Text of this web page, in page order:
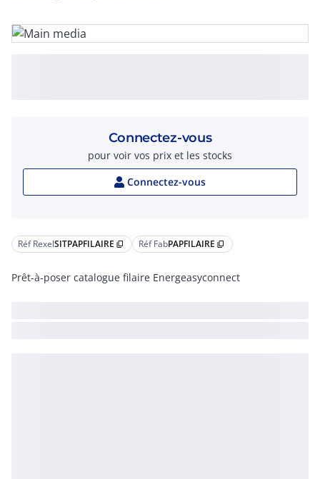
Réf RexelSITPAPFILAIRE content_copy Réf FabPAPFILAIRE content_copy
Prêt-à-poser catalogue filaire Energeasyconnect
Connectez-vous
pour voir vos prix et les stocks
Connectez-vous